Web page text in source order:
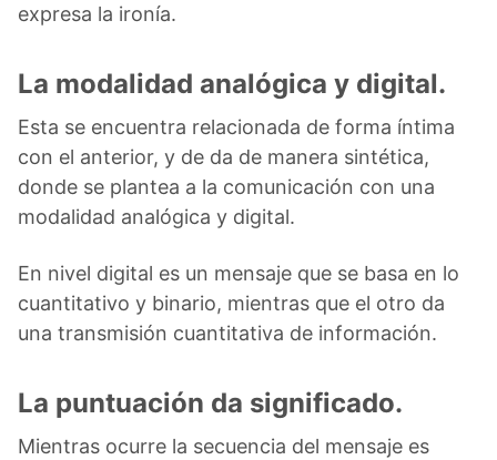
expresa la ironía.
La modalidad analógica y digital.
Esta se encuentra relacionada de forma íntima
con el anterior, y de da de manera sintética,
donde se plantea a la comunicación con una
modalidad analógica y digital.
En nivel digital es un mensaje que se basa en lo
cuantitativo y binario, mientras que el otro da
una transmisión cuantitativa de información.
La puntuación da significado.
Mientras ocurre la secuencia del mensaje es